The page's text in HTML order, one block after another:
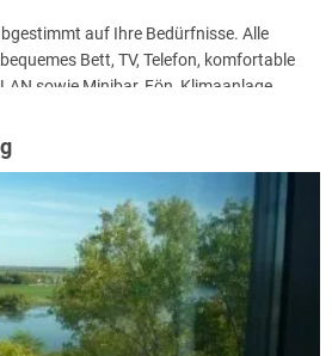
auf Ihre Bedürfnisse. Alle
Bett, TV, Telefon, komfortable
sowie Minibar, Fön, Klimaanlage,